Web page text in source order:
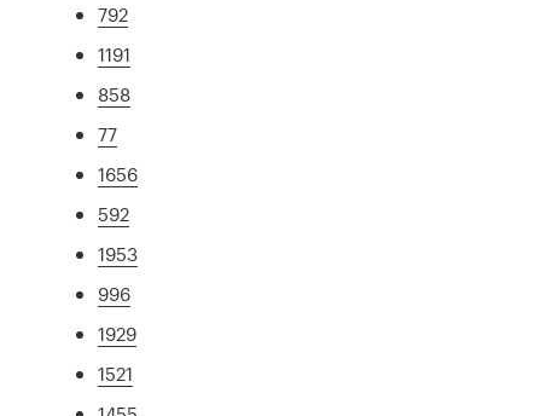
792
1191
858
77
1656
592
1953
996
1929
1521